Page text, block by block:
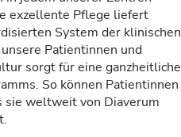
exzellente Pflege liefert
System der klinischen
Patientinnen und
sorgt für eine ganzheitliche
So können Patientinnen
sie weltweit von Diaverum